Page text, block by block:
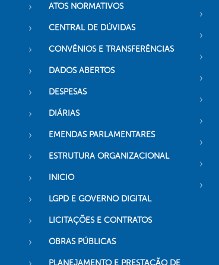
ATOS NORMATIVOS
CENTRAL DE DÚVIDAS
CONVÊNIOS E TRANSFERÊNCIAS
DADOS ABERTOS
DESPESAS
DIÁRIAS
EMENDAS PARLAMENTARES
ESTRUTURA ORGANIZACIONAL
INICIO
LGPD E GOVERNO DIGITAL
LICITAÇÕES E CONTRATOS
OBRAS PÚBLICAS
PLANEJAMENTO E PRESTAÇÃO DE